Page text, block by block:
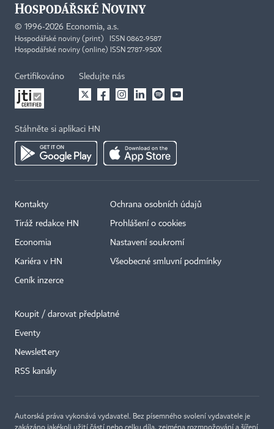
© 1996-2026 Economia, a.s.
Hospodářské noviny (print) ISSN 0862-9587
Hospodářské noviny (online) ISSN 2787-950X
Certifikováno Sledujte nás
Stáhněte si aplikaci HN
Kontakty
Tiráž redakce HN
Economia
Kariéra v HN
Ceník inzerce
Ochrana osobních údajů
Prohlášení o cookies
Nastavení soukromí
Všeobecné smluvní podmínky
Koupit / darovat předplatné
Eventy
Newslettery
RSS kanály
Autorská práva vykonává vydavatel. Bez písemného svolení vydavatele je